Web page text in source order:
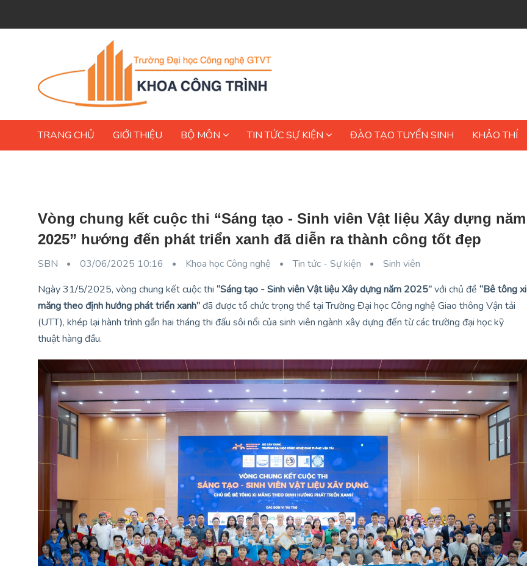
TRANG CHỦ GIỚI THIỆU BỘ MÔN TIN TỨC SỰ KIỆN ĐÀO TẠO TUYỂN SINH KHẢO THÍ
Vòng chung kết cuộc thi “Sáng tạo - Sinh viên Vật liệu Xây dựng năm
2025” hướng đến phát triển xanh đã diễn ra thành công tốt đẹp
SBN 03/06/2025 10:16 Khoa học Công nghệ Tin tức - Sự kiện
Sinh viên
Ngày 31/5/2025, vòng chung kết cuộc thi “Sáng tạo - Sinh viên Vật liệu Xây dựng năm 2025”với chủ đề “Bê tông xi
măng theo định hướng phát triển xanh”đã được tổ chức trọng thể tại Trường Đại học Công nghệ Giao thông Vận tải
(UTT), khép lại hành trình gần hai tháng thi đấu sôi nổi của sinh viên ngành xây dựng đến từ các trường đại học kỹ
thuật hàng đầu.